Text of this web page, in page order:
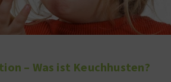
– Was ist Keuchhusten?